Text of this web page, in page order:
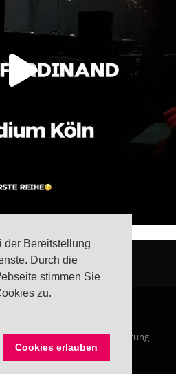
der Bereitstellung
Durch die
stimmen Sie
zu.
Cookies erlauben
Impressum Datenschutzerklärung